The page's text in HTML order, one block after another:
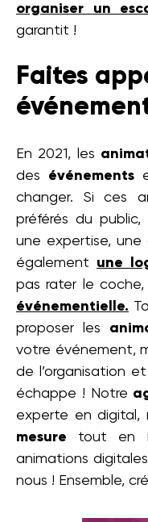
organiser un
garantit !
Faites
En 2021, les
des événements
changer. Si ces
préférés du
une expertise, une
également une
pas rater le coche,
événementielle.
proposer les
votre événement,
de l’organisation
échappe ! Notre
experte en digital,
mesure tout en
animations
nous ! Ensemble,